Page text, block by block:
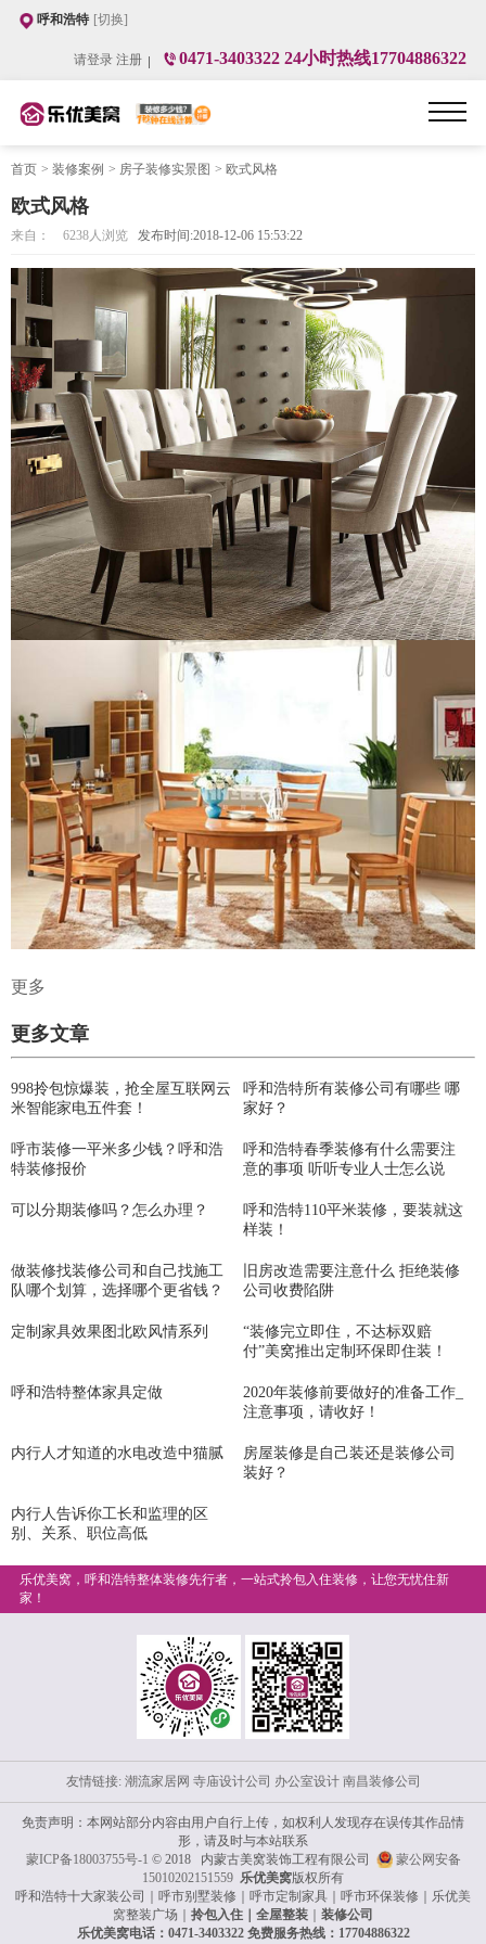
呼和浩特 [切换]
请登录 注册 0471-3403322 24小时热线17704886322
首页 > 装修案例 > 房子装修实景图 > 欧式风格
欧式风格
来自： 6238人浏览 发布时间:2018-12-06 15:53:22
更多
更多文章
998拎包惊爆装，抢全屋互联网云
米智能家电五件套！
呼和浩特所有装修公司有哪些 哪
家好？
呼市装修一平米多少钱？呼和浩
特装修报价
呼和浩特春季装修有什么需要注
意的事项 听听专业人士怎么说
可以分期装修吗？怎么办理？
呼和浩特110平米装修，要装就这
样装！
做装修找装修公司和自己找施工
队哪个划算，选择哪个更省钱？
旧房改造需要注意什么 拒绝装修
公司收费陷阱
定制家具效果图北欧风情系列
“装修完立即住，不达标双赔
付”美窝推出定制环保即住装！
呼和浩特整体家具定做
2020年装修前要做好的准备工作_
注意事项，请收好！
内行人才知道的水电改造中猫腻
房屋装修是自己装还是装修公司
装好？
内行人告诉你工长和监理的区
别、关系、职位高低
乐优美窝，呼和浩特整体装修先行者，一站式拎包入住装修，让您无忧住新
家！
友情链接: 潮流家居网 寺庙设计公司 办公室设计 南昌装修公司
免责声明：本网站部分内容由用户自行上传，如权利人发现存在误传其作品情
形，请及时与本站联系
蒙ICP备18003755号-1 © 2018 内蒙古美窝装饰工程有限公司
蒙公网安备
15010202151559 乐优美窝版权所有
呼和浩特十大家装公司｜呼市别墅装修｜呼市定制家具｜呼市环保装修｜乐优美
窝整装广场｜ 拎包入住｜全屋整装
装修公司
乐优美窝电话：0471-3403322 免费服务热线：17704886322